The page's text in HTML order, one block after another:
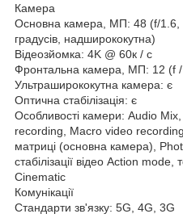
Камера
Основна камера, МП: 48 (f/1.6,
градусів, надширококутна)
Відеозйомка: 4K @ 60к / с
Фронтальна камера, МП: 12 (f
Ультраширококутна камера: є
Оптична стабілізація: є
Особливості камери: Audio
recording, Macro video recording,
матриці (основна камера),
стабілізації відео Action
Cinematic
Комунікації
Стандарти зв'язку: 5G, 4G, 3G